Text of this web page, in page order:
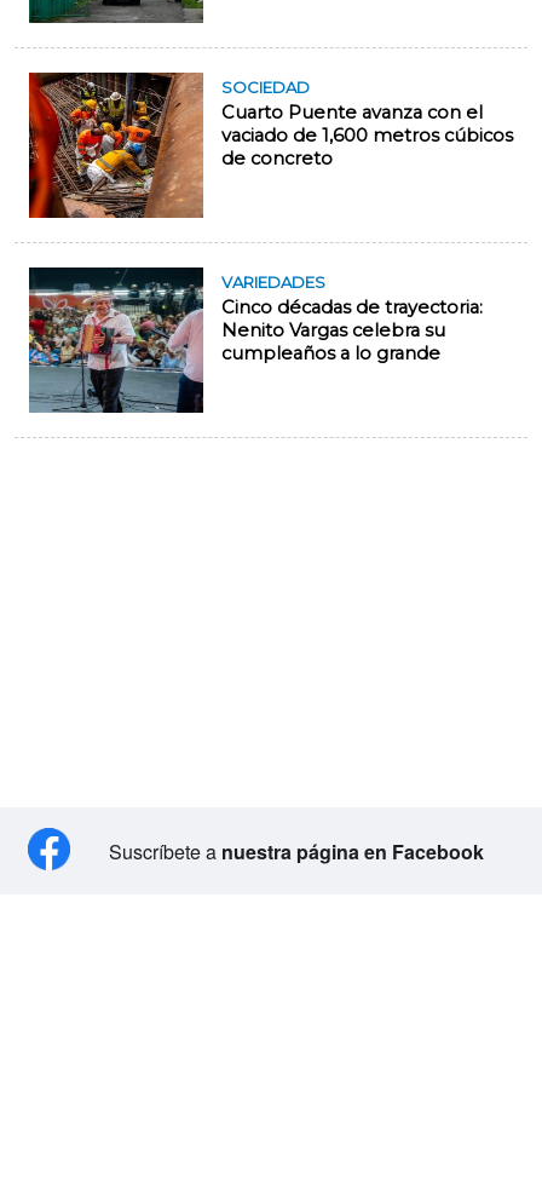
SOCIEDAD
Cuarto Puente avanza con el
vaciado de 1,600 metros cúbicos
de concreto
VARIEDADES
Cinco décadas de trayectoria:
Nenito Vargas celebra su
cumpleaños a lo grande
Suscríbete a nuestra página en Facebook